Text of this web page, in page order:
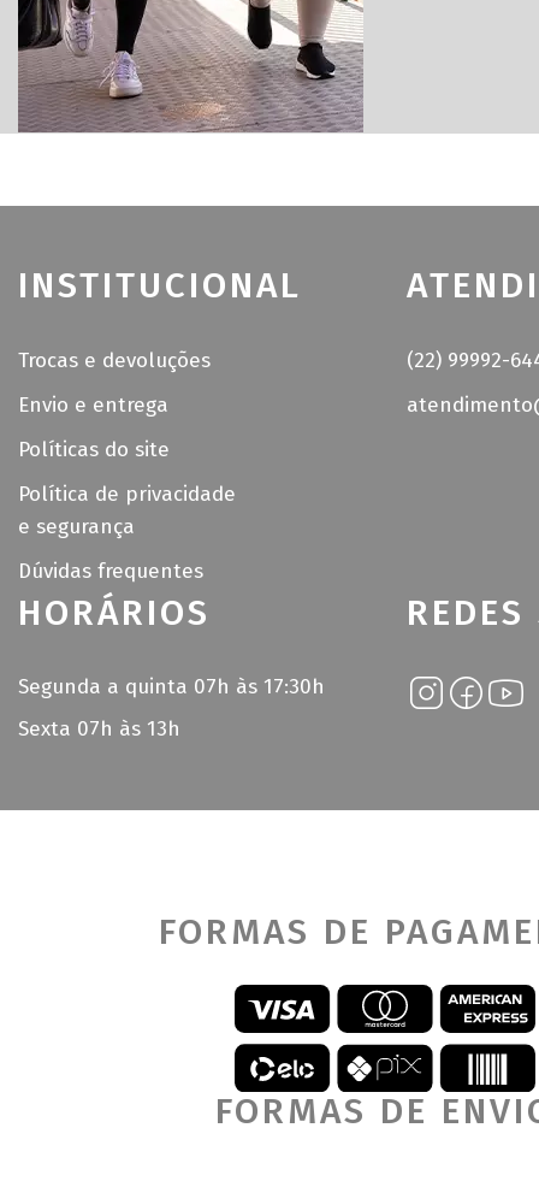
INSTITUCIONAL
Trocas e devoluções
Envio e entrega
Políticas do site
Política de privacidade
e segurança
Dúvidas frequentes
(22) 99992-
HORÁRIOS
Segunda a quinta 07h às 17:30h
Sexta 07h às 13h
FORMAS DE
FORMAS DE